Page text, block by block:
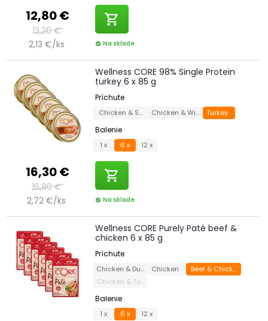
12,80 €
13,20 €
2,13 €/ks
shopping_cart
check_circle Na sklade
16,30 €
16,80 €
2,72 €/ks
Wellness CORE 98% Single Protein
turkey 6 x 85 g
Príchute
Chicken & SalmonChicken & Wild Boar
Turkey
Balenie
1 x 6 x 12 x
shopping_cart
check_circle Na sklade
Wellness CORE Purely Paté beef &
chicken 6 x 85 g
Príchute
Chicken & Duck Chicken
Beef & Chicken
Chicken & Turkey
Balenie
1 x 6 x 12 x